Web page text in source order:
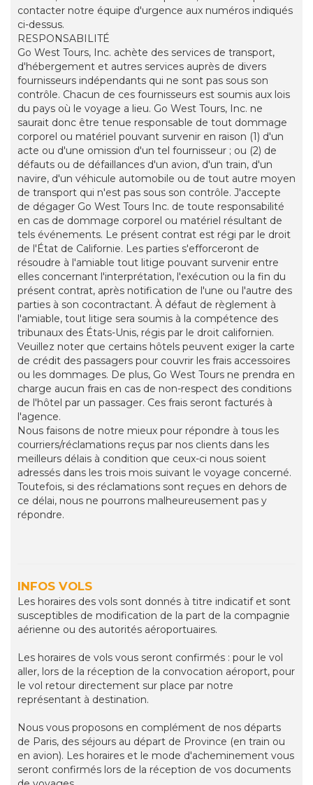
contacter notre équipe d'urgence aux numéros indiqués
ci-dessus.
RESPONSABILITÉ
Go West Tours, Inc. achète des services de transport,
d'hébergement et autres services auprès de divers
fournisseurs indépendants qui ne sont pas sous son
contrôle. Chacun de ces fournisseurs est soumis aux lois
du pays où le voyage a lieu. Go West Tours, Inc. ne
saurait donc être tenue responsable de tout dommage
corporel ou matériel pouvant survenir en raison (1) d'un
acte ou d'une omission d'un tel fournisseur ; ou (2) de
défauts ou de défaillances d'un avion, d'un train, d'un
navire, d'un véhicule automobile ou de tout autre moyen
de transport qui n'est pas sous son contrôle. J'accepte
de dégager Go West Tours Inc. de toute responsabilité
en cas de dommage corporel ou matériel résultant de
tels événements. Le présent contrat est régi par le droit
de l'État de Californie. Les parties s'efforceront de
résoudre à l'amiable tout litige pouvant survenir entre
elles concernant l'interprétation, l'exécution ou la fin du
présent contrat, après notification de l'une ou l'autre des
parties à son cocontractant. À défaut de règlement à
l'amiable, tout litige sera soumis à la compétence des
tribunaux des États-Unis, régis par le droit californien.
Veuillez noter que certains hôtels peuvent exiger la carte
de crédit des passagers pour couvrir les frais accessoires
ou les dommages. De plus, Go West Tours ne prendra en
charge aucun frais en cas de non-respect des conditions
de l'hôtel par un passager. Ces frais seront facturés à
l'agence.
Nous faisons de notre mieux pour répondre à tous les
courriers/réclamations reçus par nos clients dans les
meilleurs délais à condition que ceux-ci nous soient
adressés dans les trois mois suivant le voyage concerné.
Toutefois, si des réclamations sont reçues en dehors de
ce délai, nous ne pourrons malheureusement pas y
répondre.
INFOS VOLS
Les horaires des vols sont donnés à titre indicatif et sont
susceptibles de modification de la part de la compagnie
aérienne ou des autorités aéroportuaires.
Les horaires de vols vous seront confirmés : pour le vol
aller, lors de la réception de la convocation aéroport, pour
le vol retour directement sur place par notre
représentant à destination.
Nous vous proposons en complément de nos départs
de Paris, des séjours au départ de Province (en train ou
en avion). Les horaires et le mode d'acheminement vous
seront confirmés lors de la réception de vos documents